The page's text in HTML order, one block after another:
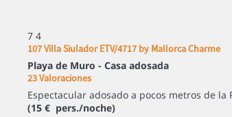
7 4
107 Villa Siulador ETV/4717 by Mallorca Charme
Playa de Muro - Casa adosada
23 Valoraciones
Espectacular adosado a pocos metros de
(15 € pers./noche)